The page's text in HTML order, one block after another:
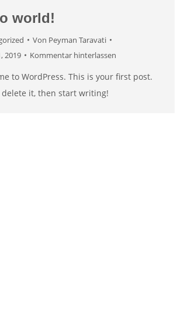
world!
Von Peyman Taravati
2019
Kommentar hinterlassen
to WordPress. This is your first post.
delete it, then start writing!